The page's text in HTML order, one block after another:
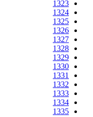
1323
1324
1325
1326
1327
1328
1329
1330
1331
1332
1333
1334
1335